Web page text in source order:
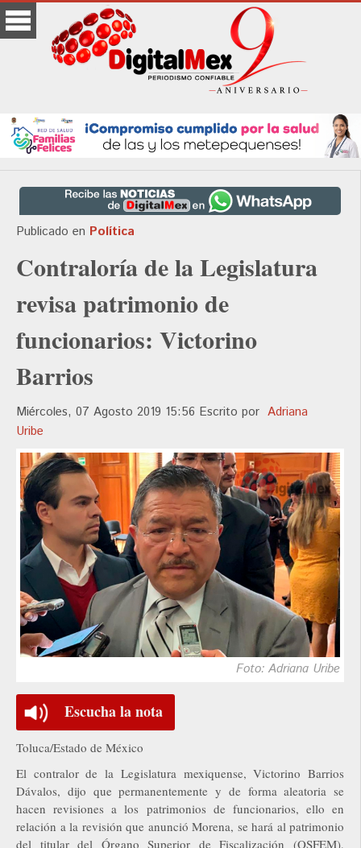
Publicado en Política
Contraloría de la Legislatura
revisa patrimonio de
funcionarios: Victorino
Barrios
Miércoles, 07 Agosto 2019 15:56 Escrito por Adriana
Uribe
Foto: Adriana Uribe
Escucha la nota
Toluca/Estado de México
El contralor de la Legislatura mexiquense, Victorino Barrios
Dávalos, dijo que permanentemente y de forma aleatoria se
hacen revisiones a los patrimonios de funcionarios, ello en
relación a la revisión que anunció Morena, se hará al patrimonio
del titular del Órgano Superior de Fiscalización (OSFEM),